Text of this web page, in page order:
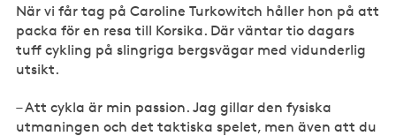
När vi får tag på Caroline Turkowitch håller hon på att
packa för en resa till Korsika. Där väntar tio dagars
tuff cykling på slingriga bergsvägar med vidunderlig
utsikt.
– Att cykla är min passion. Jag gillar den fysiska
utmaningen och det taktiska spelet, men även att du